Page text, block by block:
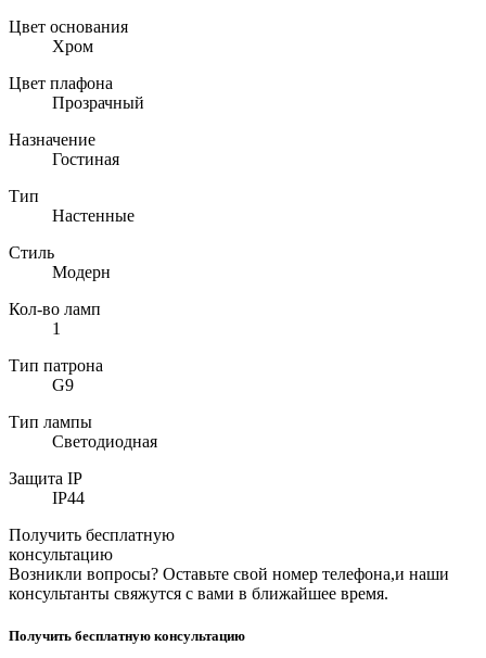
Цвет основания
Хром
Цвет плафона
Прозрачный
Назначение
Гостиная
Тип
Настенные
Стиль
Модерн
Кол-во ламп
1
Тип патрона
G9
Тип лампы
Светодиодная
Защита IP
IP44
Получить бесплатную
консультацию
Возникли вопросы? Оставьте свой номер телефона,и наши
консультанты свяжутся с вами в ближайшее время.
Получить бесплатную консультацию